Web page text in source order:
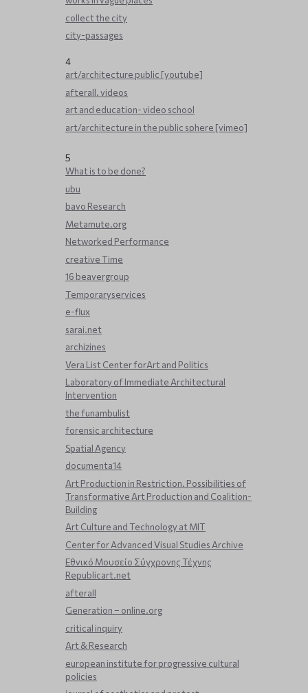
collect the city
city-passages
4
art/architecture public [youtube]
afterall. videos
art and education- video school
art/architecture in the public sphere [vimeo]
5
What is to be done?
ubu
bavo Research
Metamute.org
Networked Performance
creative Time
16 beavergroup
Temporaryservices
e-flux
sarai.net
archizines
Vera List Center forArt and Politics
Laboratory of Immediate Architectural
Intervention
the funambulist
forensic architecture
Spatial Agency
documenta14
Art Production in Restriction. Possibilities of
Transformative Art Production and Coalition-
Building
Art Culture and Technology at MIT
Center for Advanced Visual Studies Archive
Εθνικό Μουσείο Σύγχρονης Τέχνης
Republicart.net
afterall
Generation – online.org
critical inquiry
Art & Research
european institute for progressive cultural
policies